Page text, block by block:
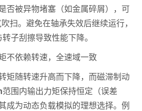
否被异物堵塞（如金属碎屑），可
扫。避免在轴承失效后继续运行，
转子刮擦导致性能下降。
不依赖转速，全速域一致
矩随转速升高而下降，而磁滞制动
范围内输出力矩保持恒定（误差
成为动态负载模拟的理想选择。例